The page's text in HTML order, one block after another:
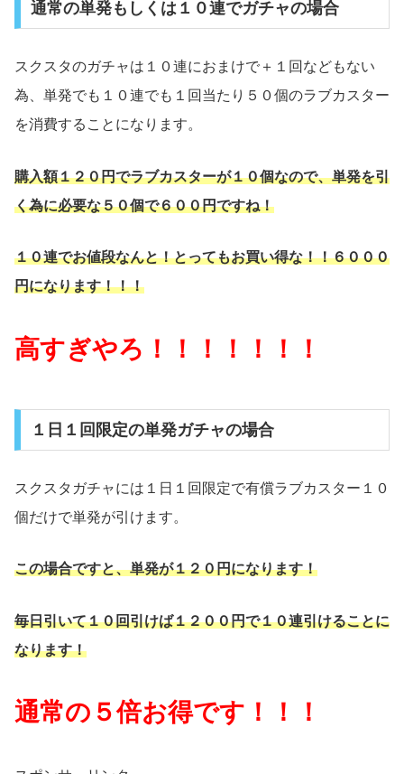
通常の単発もしくは１０連でガチャの場合
スクスタのガチャは１０連におまけで＋１回などもない
為、単発でも１０連でも１回当たり５０個のラブカスター
を消費することになります。
購入額１２０円でラブカスターが１０個なので、単発を引
く為に必要な５０個で６００円ですね！
１０連でお値段なんと！とってもお買い得な！！６０００
円になります！！！
高すぎやろ！！！！！！！
１日１回限定の単発ガチャの場合
スクスタガチャには１日１回限定で有償ラブカスター１０
個だけで単発が引けます。
この場合ですと、単発が１２０円になります！
毎日引いて１０回引けば１２００円で１０連引けることに
なります！
通常の５倍お得です！！！